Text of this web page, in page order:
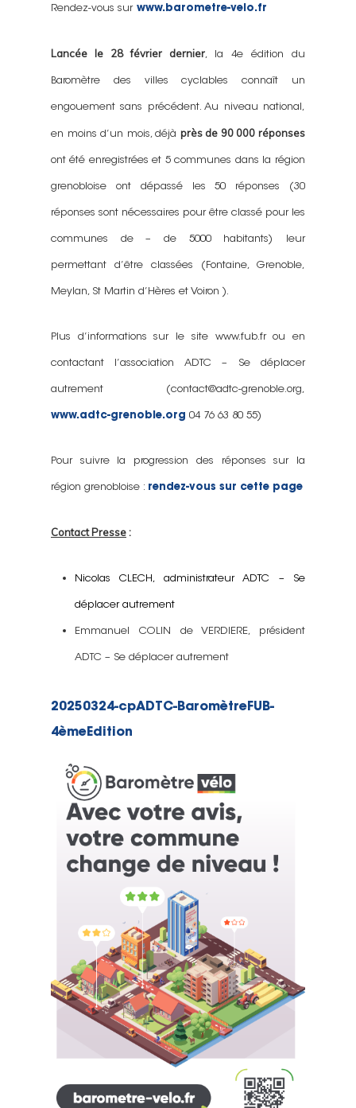
Rendez-vous sur www.barometre-velo.fr
Lancée le 28 février dernier, la 4e édition du
Baromètre des villes cyclables connaît un
engouement sans précédent. Au niveau national,
en moins d’un mois, déjà près de 90 000 réponses
ont été enregistrées et 5communes dans la région
grenobloise ont dépassé les 50 réponses (30
réponses sont nécessaires pour être classé pour les
communes de – de 5000 habitants) leur
permettant d’être classées (Fontaine, Grenoble,
Meylan, St Martin d’Hères et Voiron ).
Plus d’informations sur le site www.fub.fr ou en
contactant l’association ADTC – Se déplacer
autrement (contact@adtc-grenoble.org,
www.adtc-grenoble.org 04 76 63 80 55)
Pour suivre la progression des réponses sur la
région grenobloise : rendez-vous sur cette page
Contact Presse:
Nicolas CLECH, administrateur ADTC – Se
déplacer autrement
Emmanuel COLIN de VERDIERE, président
ADTC – Se déplacer autrement
20250324-cpADTC-BaromètreFUB-
4èmeEdition